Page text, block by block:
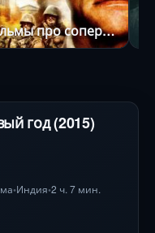
Фильмы про соперничество
год (2015)
•Индия•2 ч. 7 мин.